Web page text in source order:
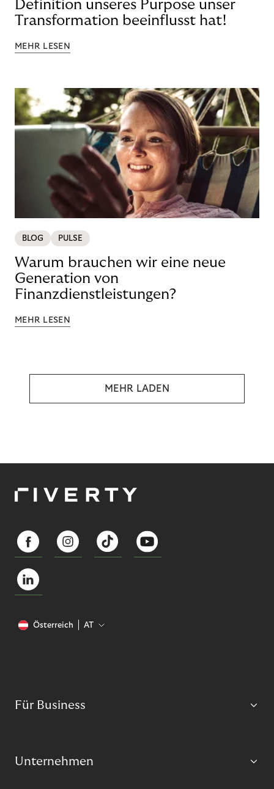
Definition unseres Purpose unser
Transformation beeinflusst hat!
MEHR LESEN
BLOG PULSE
Warum brauchen wir eine neue
Generation von
Finanzdienstleistungen?
MEHR LESEN
MEHR LADEN
Österreich AT
Für Business
Unternehmen